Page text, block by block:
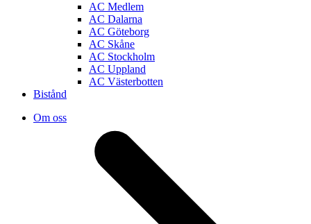
AC Medlem
AC Dalarna
AC Göteborg
AC Skåne
AC Stockholm
AC Uppland
AC Västerbotten
Bistånd
Om oss